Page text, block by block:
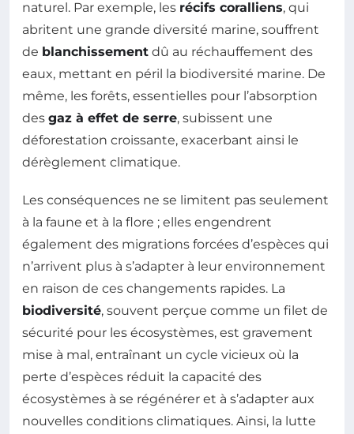
naturel. Par exemple, les récifs coralliens, qui
abritent une grande diversité marine, souffrent
de blanchissement dû au réchauffement des
eaux, mettant en péril la biodiversité marine. De
même, les forêts, essentielles pour l’absorption
des gaz à effet de serre, subissent une
déforestation croissante, exacerbant ainsi le
dérèglement climatique.
Les conséquences ne se limitent pas seulement
à la faune et à la flore ; elles engendrent
également des migrations forcées d’espèces qui
n’arrivent plus à s’adapter à leur environnement
en raison de ces changements rapides. La
biodiversité, souvent perçue comme un filet de
sécurité pour les écosystèmes, est gravement
mise à mal, entraînant un cycle vicieux où la
perte d’espèces réduit la capacité des
écosystèmes à se régénérer et à s’adapter aux
nouvelles conditions climatiques. Ainsi, la lutte